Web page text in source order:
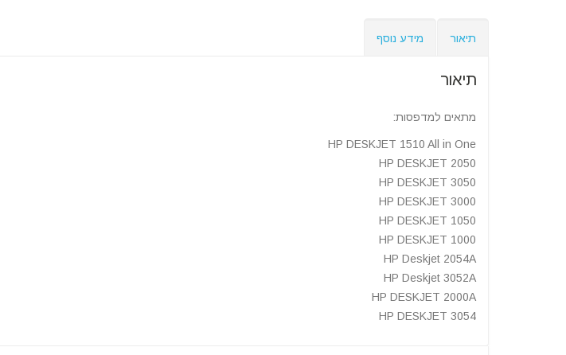
תיאור מידע נוסף
תיאור
מתאים למדפסות:
HP DESKJET 1510 All in One
HP DESKJET 2050
HP DESKJET 3050
HP DESKJET 3000
HP DESKJET 1050
HP DESKJET 1000
HP Deskjet 2054A
HP Deskjet 3052A
HP DESKJET 2000A
HP DESKJET 3054